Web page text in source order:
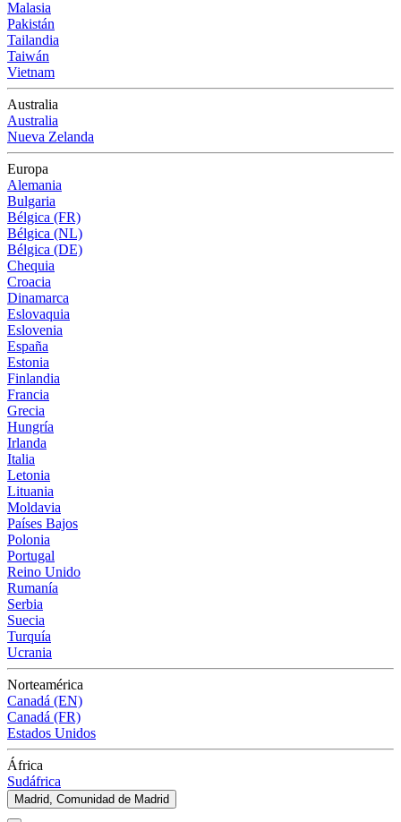
Malasia
Pakistán
Tailandia
Taiwán
Vietnam
Australia
Australia
Nueva Zelanda
Europa
Alemania
Bulgaria
Bélgica (FR)
Bélgica (NL)
Bélgica (DE)
Chequia
Croacia
Dinamarca
Eslovaquia
Eslovenia
España
Estonia
Finlandia
Francia
Grecia
Hungría
Irlanda
Italia
Letonia
Lituania
Moldavia
Países Bajos
Polonia
Portugal
Reino Unido
Rumanía
Serbia
Suecia
Turquía
Ucrania
Norteamérica
Canadá (EN)
Canadá (FR)
Estados Unidos
África
Sudáfrica
Madrid, Comunidad de Madrid